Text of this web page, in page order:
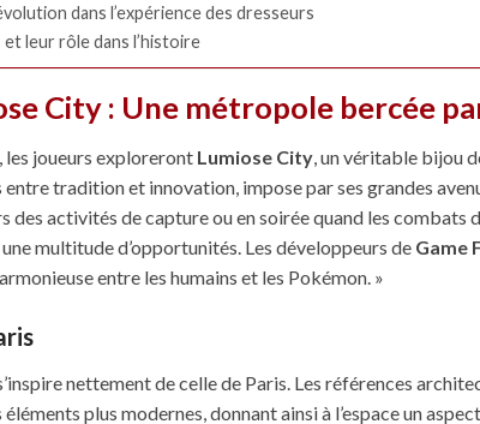
dans l’expérience des dresseurs
leur rôle dans l’histoire
City : Une métropole bercée
les joueurs exploreront Lumiose City, un véritable bijou
tradition et innovation, impose par ses grandes
des activités de capture ou en soirée quand les combats
multitude d’opportunités. Les développeurs de Game
entre les humains et les Pokémon. »
nettement de celle de Paris. Les références
plus modernes, donnant ainsi à l’espace un